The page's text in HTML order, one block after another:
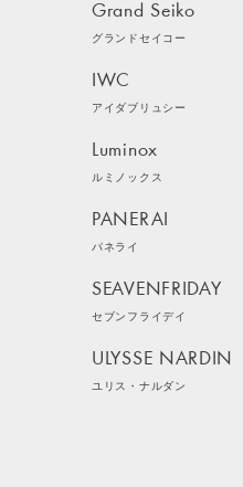
Grand Seiko
グランドセイコー
IWC
アイダブリュシー
Luminox
ルミノックス
PANERAI
パネライ
SEAVENFRIDAY
セブンフライデイ
ULYSSE NARDIN
ユリス・ナルダン